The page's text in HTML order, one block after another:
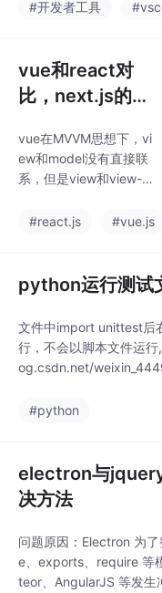
#开发者工具
vue和react对
比，next.js的优
用法
vue在MVVM思想下，vi
ew和model没有直接联
系，但是view和view-m
odel之间是会交互的。
为 Vue 组件提供了状
态、计算值、侦听器 和
生命周期钩子，Vue 的
响应性系统与组件层是
解耦的，状态管理使用
的是响应式对象ref()、r
典型的MVVM思想，数
#react.js #vue.js
python运行测试
文件中import unittest后
行，不会以脚本文件运
og.csdn.net/
#python
electron与
决方法
问题原因：Electron 为
e、exports、require 等
teor、AngularJS 等发生